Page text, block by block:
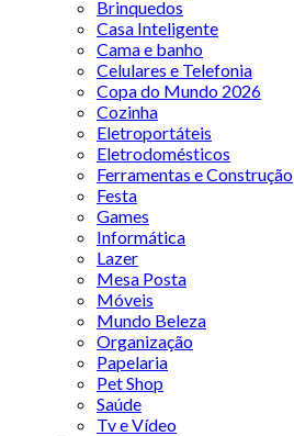
Brinquedos
Casa Inteligente
Cama e banho
Celulares e Telefonia
Copa do Mundo 2026
Cozinha
Eletroportáteis
Eletrodomésticos
Ferramentas e Construção
Festa
Games
Informática
Lazer
Mesa Posta
Móveis
Mundo Beleza
Organização
Papelaria
Pet Shop
Saúde
Tv e Vídeo